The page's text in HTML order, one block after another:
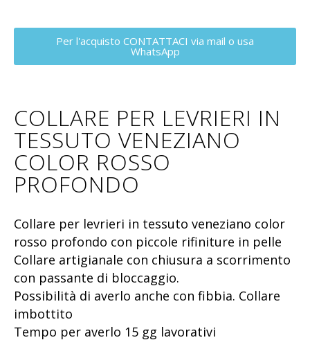
Per l'acquisto CONTATTACI via mail o usa
WhatsApp
COLLARE PER LEVRIERI IN
TESSUTO VENEZIANO
COLOR ROSSO
PROFONDO
Collare per levrieri in tessuto veneziano color
rosso profondo con piccole rifiniture in pelle
Collare artigianale con chiusura a scorrimento
con passante di bloccaggio.
Possibilità di averlo anche con fibbia. Collare
imbottito
Tempo per averlo 15 gg lavorativi